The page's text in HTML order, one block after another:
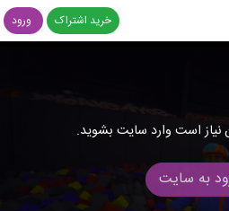
خرید اشتراک ورود
نیاز است وارد سایت بشوید.
به سایت